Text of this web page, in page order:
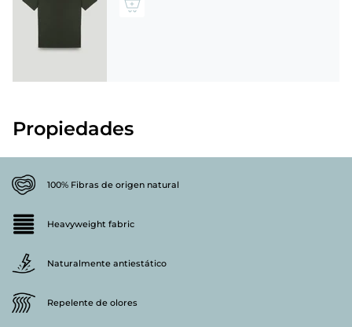
Propiedades
100% Fibras de origen natural
Heavyweight fabric
Naturalmente antiestático
Repelente de olores